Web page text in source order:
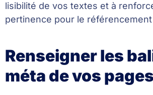
lisibilité de vos textes et à
pertinence pour le
Renseigner les
méta de vos